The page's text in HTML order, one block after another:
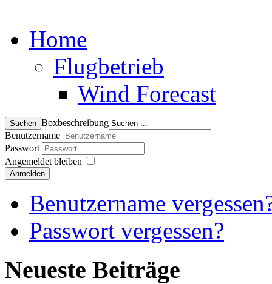
Home
Flugbetrieb
Wind Forecast
Boxbeschreibung
Benutzername
Passwort
Angemeldet bleiben
Anmelden
Benutzername
Passwort vergessen?
Neueste Beiträge